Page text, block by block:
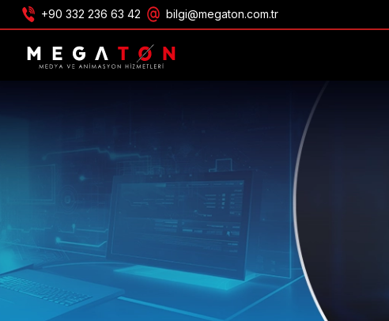
+90 332 236 63 42 bilgi@megaton.com.tr